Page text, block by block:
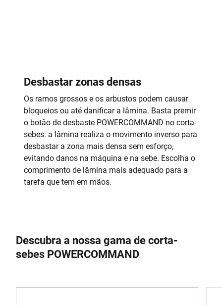
Desbastar zonas densas
Os ramos grossos e os arbustos podem causar
bloqueios ou até danificar a lâmina. Basta premir
o botão de desbaste POWERCOMMAND no corta-
sebes: a lâmina realiza o movimento inverso para
desbastar a zona mais densa sem esforço,
evitando danos na máquina e na sebe. Escolha o
comprimento de lâmina mais adequado para a
tarefa que tem em mãos.
Descubra a nossa gama de corta-
sebes POWERCOMMAND